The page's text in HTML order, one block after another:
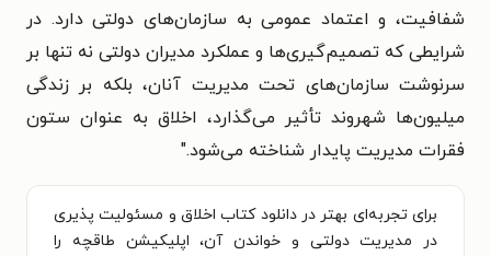
شفافیت، و اعتماد عمومی به سازمان‌های دولتی دارد. در
شرایطی که تصمیم‌گیری‌ها و عملکرد مدیران دولتی نه تنها بر
سرنوشت سازمان‌های تحت مدیریت آنان، بلکه بر زندگی
میلیون‌ها شهروند تأثیر می‌گذارد، اخلاق به عنوان ستون
فقرات مدیریت پایدار شناخته می‌شود."
برای تجربه‌ای بهتر در دانلود کتاب اخلاق و مسئولیت پذیری
در مدیریت دولتی و خواندن آن، اپلیکیشن طاقچه را